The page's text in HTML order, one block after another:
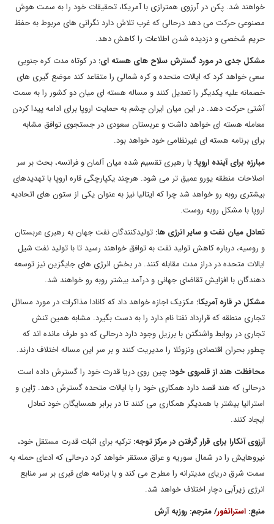
خواهند شد. پکن در آرزوی همترازی با آمریکا، تحقیقات خود را به سمت هوش
مصنوعی حرکت می دهد درحالی که غرب تلاش دارد نگرانی های مربوط به حفظ
حریم شخصی و دزدیده شدن اطلاعات را کاهش دهد.
مشکل جدی در مورد گسترش سلاح های هسته ای: در کوتاه مدت کره جنوبی
سعی خواهد کرد که ایالات متحده و کره شمالی را متقاعد کند موضع گیری های
خصمانه علیه یکدیگر را تعدیل کنند و مساله هسته ای میان دو کشور را به سمت
آشتی حرکت دهد. در این میان ایران چشم به حمایت اروپا برای ادامه پیدا کردن
معامله هسته ای خواهد داشت و عربستان سعودی در جستجوی توافق مشابه
برای برنامه هسته ای غیرنظامی خود خواهد بود.
مبارزه برای آینده اروپا: با رهبری تقسیم شده میان آلمان و فرانسه، بحث بر سر
اصلاحات منطقه یورو عمیق تر می شود. هرچند یکپارچگی قاره اروپا با تهدیدهای
بیشتری روبه رو خواهد شد چرا که ایتالیا نیز به عنوان یکی از ستون های اتحادیه
اروپا با مشکل روبه روست.
تعادل میان نفت و سایر انرژی ها: تولیدکنندگان نفت جهان به رهبری عربستان
و روسیه، درباره کاهش تولید نفت به توافق خواهند رسید تا با تولید نفت شیل
ایالات متحده در دراز مدت مقابله کنند. در بخش انرژی های جایگزین نیز توسعه
دهندگان با افزایش تقاضای جهانی و درآمد بیشتر روبه رو خواهند شد.
مشکل در قاره آمریکا: مکزیک اجازه خواهد داد که کانادا مذاکرات در مورد مسائل
تجاری منطقه که قرارداد نفتا نام دارد را به دست بگیرد. مشابه همین تنش
تجاری در روابط واشنگتن با برزیل وجود دارد درحالی که دو طرف مانده اند که
چطور بحران اقتصادی ونزوئلا را مدیریت کنند و بر سر این مساله اختلاف دارند.
محافظت هند از قلمروی خود: چین روی دریا قدرت خود را گسترش داده است
درحالی که هند قصد دارد همکاری خود را با ایالات متحده گسترش دهد. ژاپن و
استرالیا بیشتر با همدیگر همکاری می کنند تا در برابر همسایگان خود تعادل
ایجاد کنند.
آرزوی آنکارا برای قرار گرفتن در مرکز توجه: ترکیه برای اثبات قدرت مستقل خود،
نیروهایش را در شمال سوریه و عراق مستقر خواهد کرد درحالی که ادعای حمله به
سمت شرق دریای مدیترانه را مطرح می کند و با برنامه های قبری بر سر منابع
انرژی زیرآبی دچار اختلاف خواهد شد.
منبع: استراتفور/ مترجم: روزبه آرش